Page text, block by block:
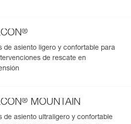
temperaturas. No contiene
zonas menos expuestas para un
peso y rigidez.
mejor resistencia a la abrasión
®
de asiento ligero y confortable para
de rescate en
® MOUNTAIN
de asiento ultraligero y confortable